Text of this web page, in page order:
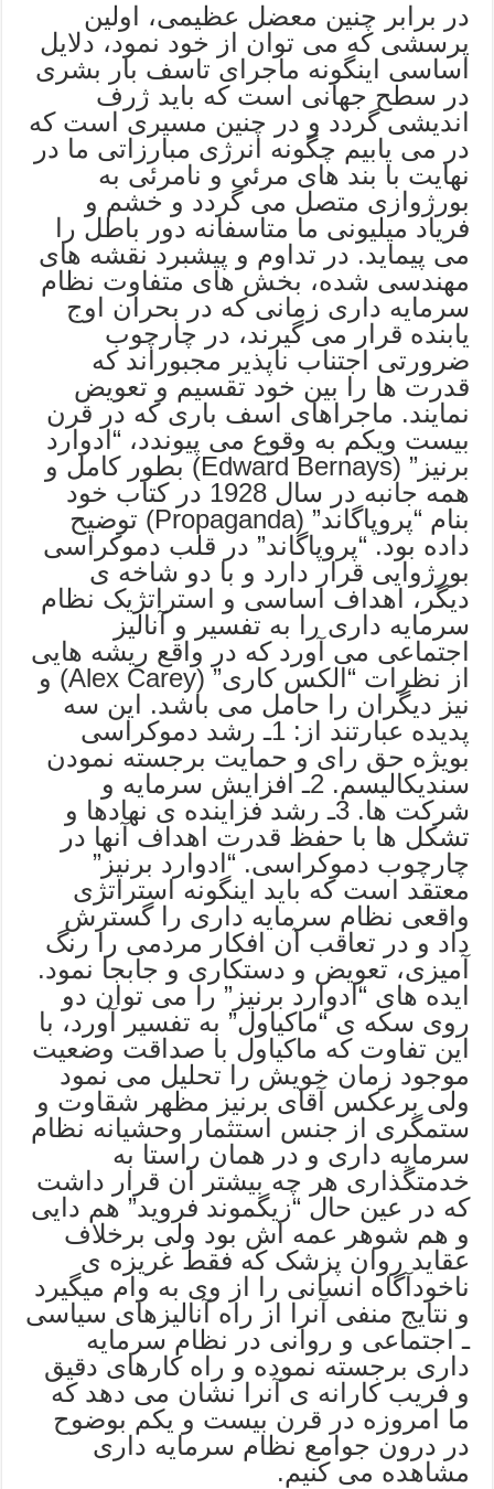
در برابر چنین معضل عظیمی، اولین
پرسشی که می توان از خود نمود، دلایل
اساسی اینگونه ماجرای تاسف بار بشری
در سطح جهانی است که باید ژرف
اندیشی گردد و در چنین مسیری است که
در می یابیم چگونه انرژی مبارزاتی ما در
نهایت با بند های مرئی و نامرئی به
بورژوازی متصل می گردد و خشم و
فریاد میلیونی ما متاسفانه دور باطل را
می پیماید. در تداوم و پیشبرد نقشه های
مهندسی شده، بخش های متفاوت نظام
سرمایه داری زمانی که در بحران اوج
یابنده قرار می گیرند، در چارچوب
ضرورتی اجتناب ناپذیر مجبوراند که
قدرت ها را بین خود تقسیم و تعویض
نمایند. ماجراهای اسف باری که در قرن
بیست ویکم به وقوع می پیوندد، “ادوارد
برنیز” (Edward Bernays) بطور کامل و
همه جانبه در سال 1928 در کتاب خود
بنام “پروپاگاند” (Propaganda) توضیح
داده بود. “پروپاگاند” در قلب دموکراسی
بورژوایی قرار دارد و با دو شاخه ی
دیگر، اهداف اساسی و استراتژیک نظام
سرمایه داری را به تفسیر و آنالیز
اجتماعی می آورد که در واقع ریشه هایی
از نظرات “الکس کاری” (Alex Carey) و
نیز دیگران را حامل می باشد. این سه
پدیده عبارتند از: 1ـ رشد دموکراسی
بویژه حق رای و حمایت برجسته نمودن
سندیکالیسم. 2ـ افزایش سرمایه و
شرکت ها. 3ـ رشد فزاینده ی نهادها و
تشکل ها با حفظ قدرت اهداف آنها در
چارچوب دموکراسی. “ادوارد برنیز”
معتقد است که باید اینگونه استراتژی
واقعی نظام سرمایه داری را گسترش
داد و در تعاقب آن افکار مردمی را رنگ
آمیزی، تعویض و دستکاری و جابجا نمود.
ایده های “ادوارد برنیز” را می توان دو
روی سکه ی “ماکیاول” به تفسیر آورد، با
این تفاوت که ماکیاول با صداقت وضعیت
موجود زمان خویش را تحلیل می نمود
ولی برعکس آقای برنیز مظهر شقاوت و
ستمگری از جنس استثمار وحشیانه نظام
سرمایه داری و در همان راستا به
خدمتگذاری هر چه بیشتر آن قرار داشت
که در عین حال “زیگموند فروید” هم دایی
و هم شوهر عمه اش بود ولی برخلاف
عقاید روان پزشک که فقط غریزه ی
ناخودآگاه انسانی را از وی به وام میگیرد
و نتایج منفی آنرا از راه آنالیزهای سیاسی
ـ اجتماعی و روانی در نظام سرمایه
داری برجسته نموده و راه کارهای دقیق
و فریب کارانه ی آنرا نشان می دهد که
ما امروزه در قرن بیست و یکم بوضوح
در درون جوامع نظام سرمایه داری
مشاهده می کنیم.